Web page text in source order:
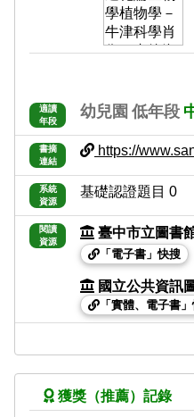
適讀
年段
幼兒園 低年段
書摘
連結
https://
系統
資源
基礎認證題目 0
閱讀
資源
臺中市立圖書
「電子書」快搜
國立公共資訊
「實體、電子書
獲獎（推薦）記錄